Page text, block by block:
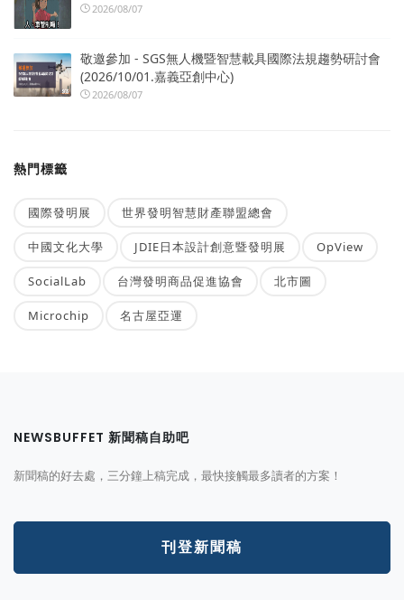
2026/08/07
敬邀參加 - SGS無人機暨智慧載具國際法規趨勢研討會
(2026/10/01.嘉義亞創中心)
2026/08/07
熱門標籤
國際發明展 世界發明智慧財產聯盟總會
中國文化大學 JDIE日本設計創意暨發明展 OpView
SocialLab 台灣發明商品促進協會 北市圖
Microchip 名古屋亞運
NEWSBUFFET 新聞稿自助吧
新聞稿的好去處，三分鐘上稿完成，最快接觸最多讀者的方案！
刊登新聞稿